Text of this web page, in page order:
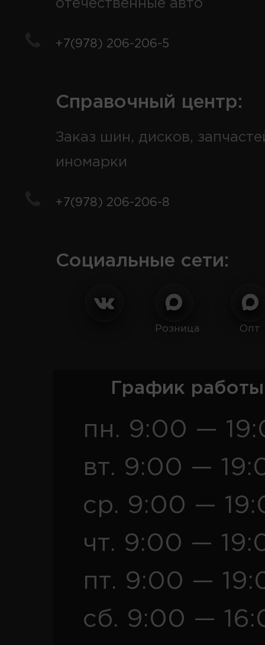
отечественные авто
+7(978) 206-206-5
Справочный центр:
Заказ шин, дисков,
иномарки
+7(978) 206-206-8
Социальные сети:
Розница Опт
График
пн. 9:00 —
вт. 9:00 —
ср. 9:00 —
чт. 9:00 —
пт. 9:00 —
сб. 9:00 —